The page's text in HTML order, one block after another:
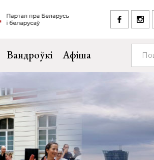
Вандроўкі Афіша